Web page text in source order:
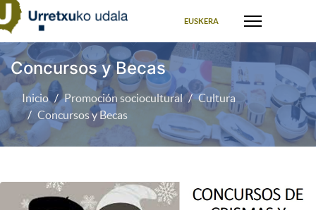
EUSKERA
Concursos y Becas
Inicio Promoción sociocultural
Cultura
Concursos y Becas